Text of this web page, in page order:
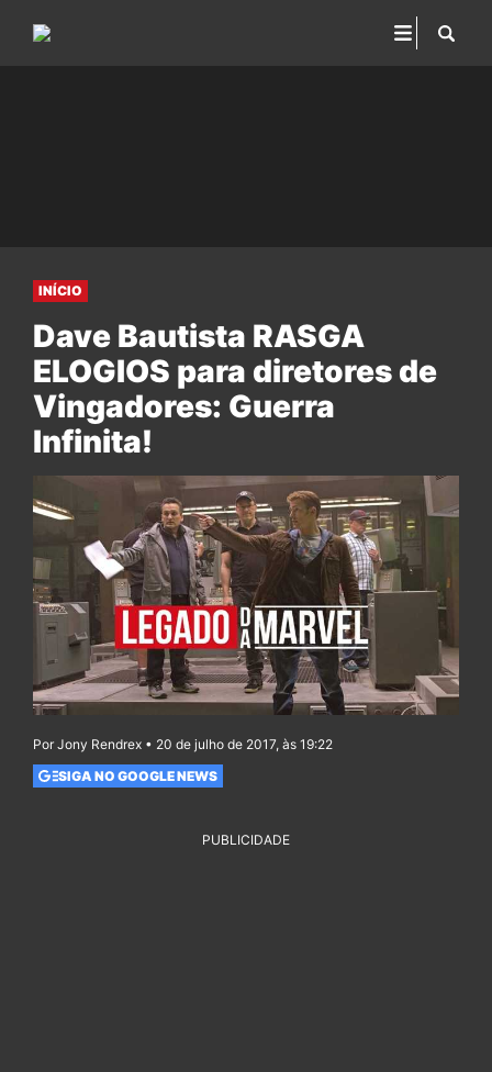
INÍCIO
Dave Bautista RASGA
ELOGIOS para diretores de
Vingadores: Guerra
Infinita!
Por Jony Rendrex • 20 de julho de 2017, às 19:22
SIGA NO GOOGLE NEWS
PUBLICIDADE